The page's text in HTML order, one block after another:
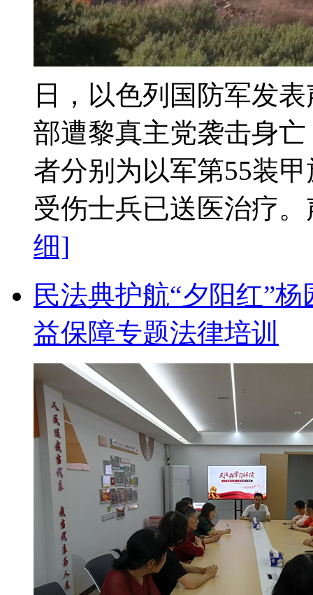
日，以色列国防军发
部遭黎真主党袭击身
者分别为以军第55装
受伤士兵已送医治疗
细]
民法典护航“夕阳红”
益保障专题法律培训